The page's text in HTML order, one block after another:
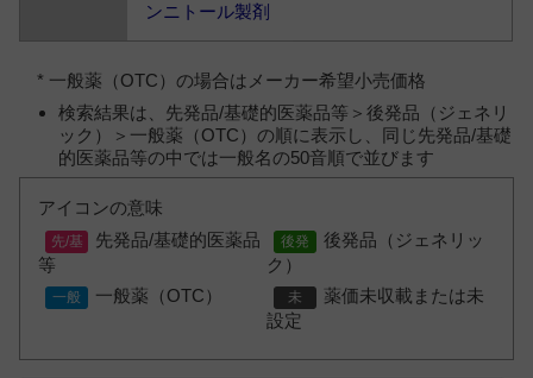
ンニトール製剤
* 一般薬（OTC）の場合はメーカー希望小売価格
検索結果は、先発品/基礎的医薬品等＞後発品（ジェネリ
ック）＞一般薬（OTC）の順に表示し、同じ先発品/基礎
的医薬品等の中では一般名の50音順で並びます
アイコンの意味
先発品/基礎的医薬品
等
後発品（ジェネリッ
ク）
一般薬（OTC）
薬価未収載または未
設定